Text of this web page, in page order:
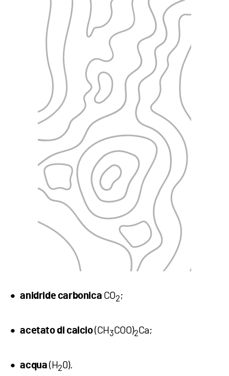
anidride carbonica CO2;
acetato di calcio(CH3COO)2Ca;
acqua (H20).